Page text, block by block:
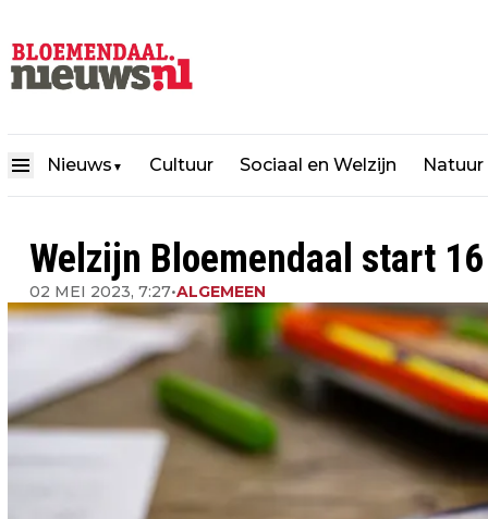
Nieuws ▼ Cultuur Sociaal en Welzijn Natuur
Welzijn Bloemendaal start
02 MEI 2023, 7:27•ALGEMEEN